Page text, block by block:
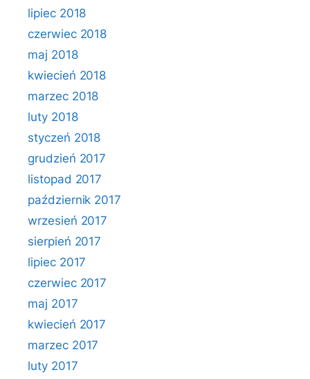
lipiec 2018
czerwiec 2018
maj 2018
kwiecień 2018
marzec 2018
luty 2018
styczeń 2018
grudzień 2017
listopad 2017
październik 2017
wrzesień 2017
sierpień 2017
lipiec 2017
czerwiec 2017
maj 2017
kwiecień 2017
marzec 2017
luty 2017